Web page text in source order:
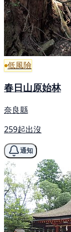
低風險
春日山原始林
奈良縣
259起出沒
通知